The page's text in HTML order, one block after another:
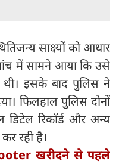
साक्ष्यों को आधार
में सामने आया कि उसे
थी। इसके बाद पुलिस ने
फिलहाल पुलिस दोनों
डिटेल रिकॉर्ड और अन्य
रही है।
खरीदने से पहले